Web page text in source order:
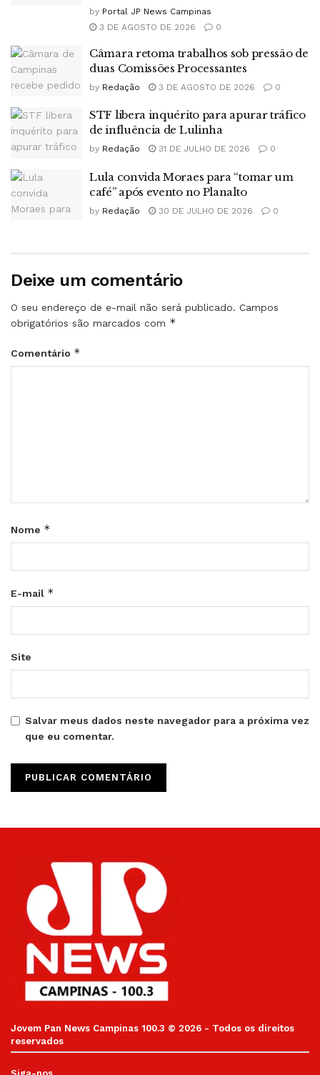
by Portal JP News Campinas
3 DE AGOSTO DE 2026
0
Câmara retoma trabalhos sob pressão de
duas Comissões Processantes
by Redação 3 DE AGOSTO DE 2026 0
STF libera inquérito para apurar tráfico
de influência de Lulinha
by Redação 31 DE JULHO DE 2026 0
Lula convida Moraes para “tomar um
café” após evento no Planalto
by Redação 30 DE JULHO DE 2026 0
Deixe um comentário
O seu endereço de e-mail não será publicado. Campos
obrigatórios são marcados com *
Comentário *
Nome *
E-mail *
Site
Salvar meus dados neste navegador para a próxima vez
que eu comentar.
Jovem Pan News Campinas 100.3 © 2026 - Todos os direitos
reservados